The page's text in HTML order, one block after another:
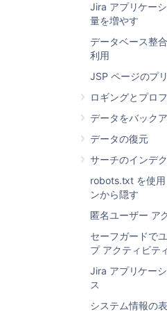
Jira アプリケー
量を増やす
データベース整
利用
JSP ページのプ
ロギングとプロ
データをバック
データの復元
サーチのインデ
robots.txt を使
ンから隠す
匿名ユーザー ア
セーフガードで
プ アクティビテ
Jira アプリケー
ス
システム情報の
このページは主に、特に
している一つ以上のプロ
依頼した場合、サポート
するアトラシアン サポー
際に役立ちます。
次のすべての手順では
を持つユ
る必要があります。
上部のナビゲーショ
] > [ システム ] を
[システムとサポー
ンテーション] の順
ゥルメンテーション